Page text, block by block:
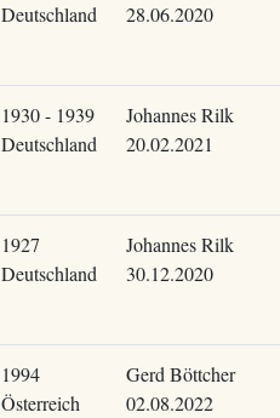
Deutschland
28.06.2020
1930 - 1939
Deutschland
Johannes Rilk
20.02.2021
1927
Deutschland
Johannes Rilk
30.12.2020
1994
Österreich
Gerd Böttcher
02.08.2022